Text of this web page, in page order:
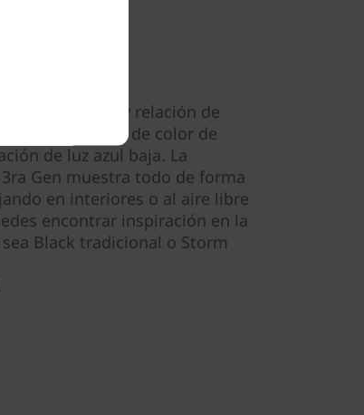
de 14" y relación de
calibración de color de
de luz azul baja. La
Gen muestra todo de forma
en interiores o al aire libre
encontrar inspiración en la
Black tradicional o Storm